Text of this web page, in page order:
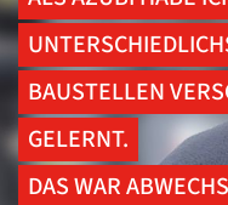
BAUSTELLEN
GELERNT.
DAS WAR